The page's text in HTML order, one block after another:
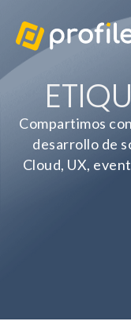
Compartimos
desarrollo de
Cloud, UX,